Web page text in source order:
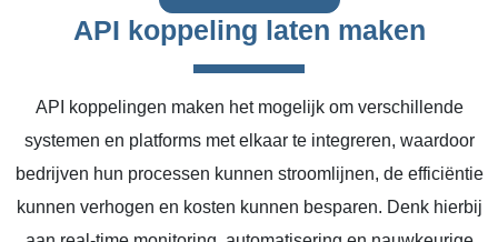
API koppeling laten maken
API koppelingen maken het mogelijk om verschillende
systemen en platforms met elkaar te integreren, waardoor
bedrijven hun processen kunnen stroomlijnen, de efficiëntie
kunnen verhogen en kosten kunnen besparen. Denk hierbij